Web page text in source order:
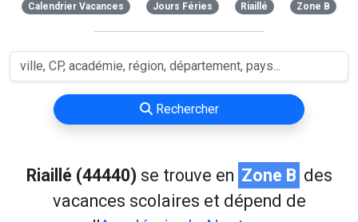
Calendrier Vacances Jours Féries Riaillé Zone B
Rechercher
Riaillé (44440) se trouve en Zone B des
vacances scolaires et dépend de